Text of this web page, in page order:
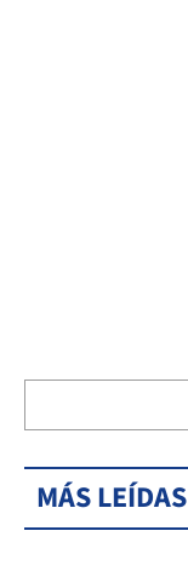
MÁS LEÍDAS